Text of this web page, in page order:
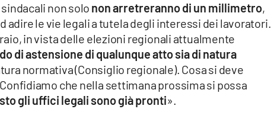
non solo non arretreranno di un millimetro,
adire le vie legali a tutela degli interessi dei lavoratori.
in vista delle elezioni regionali attualmente
di astensione di qualunque atto sia di natura
normativa (Consiglio regionale). Cosa si deve
che nella settimana prossima si possa
gli uffici legali sono già pronti».